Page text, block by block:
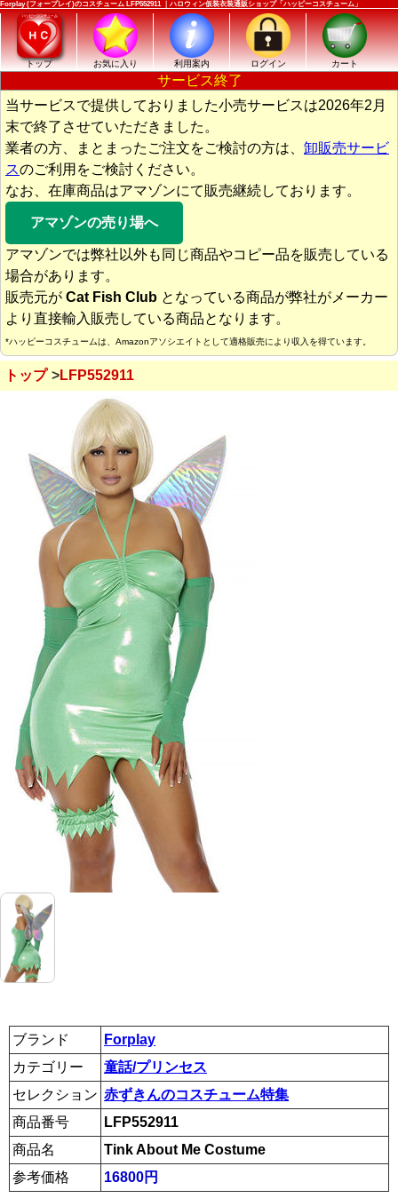
Forplay (フォープレイ)のコスチューム LFP552911 ｜ハロウィン仮装衣装通販ショップ「ハッピーコスチューム」
トップ お気に入り 利用案内 ログイン カート
サービス終了
当サービスで提供しておりました小売サービスは2026年2月
末で終了させていただきました。
業者の方、まとまったご注文をご検討の方は、 卸販売サービ
スのご利用をご検討ください。
なお、在庫商品はアマゾンにて販売継続しております。
アマゾンの売り場へ
アマゾンでは弊社以外も同じ商品やコピー品を販売している
場合があります。
販売元が Cat Fish Club となっている商品が弊社がメーカー
より直接輸入販売している商品となります。
*ハッピーコスチュームは、Amazonアソシエイトとして適格販売により収入を得ています。
トップ LFP552911
ブランド
Forplay
カテゴリー
童話/プリンセス
セレクション 赤ずきんのコスチューム特集
商品番号
LFP552911
商品名
Tink About Me Costume
参考価格
16800円